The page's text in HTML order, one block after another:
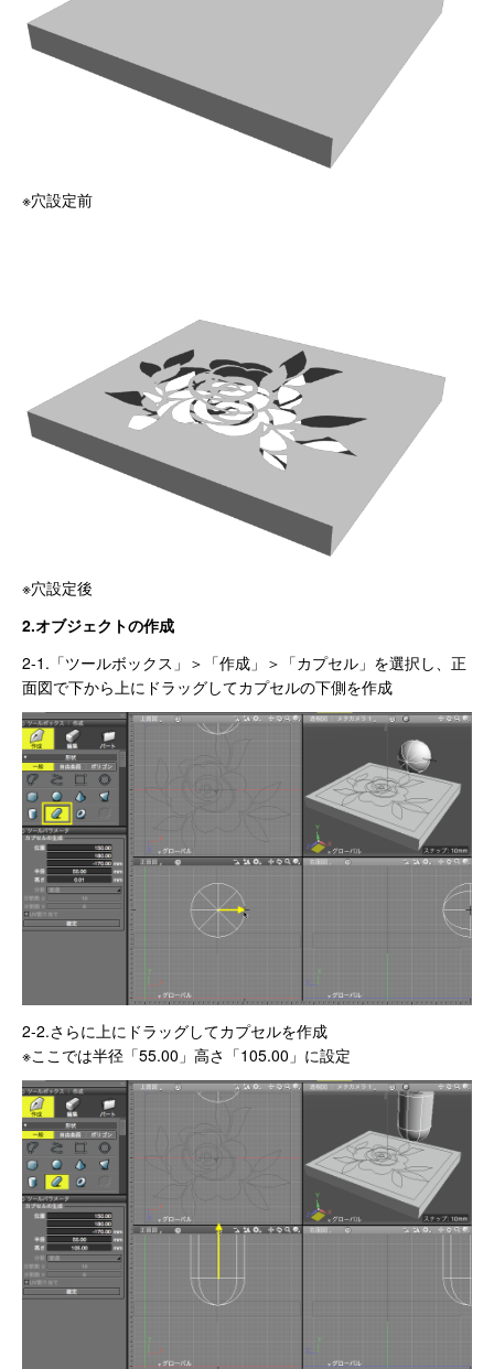
※穴設定前
※穴設定後
2.オブジェクトの作成
2-1.「ツールボックス」＞「作成」＞「カプセル」を選択し、正
面図で下から上にドラッグしてカプセルの下側を作成
2-2.さらに上にドラッグしてカプセルを作成
※ここでは半径「55.00」高さ「105.00」に設定